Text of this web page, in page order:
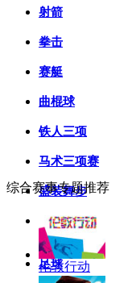
射箭
拳击
赛艇
曲棍球
铁人三项
马术三项赛
盛装舞步
马术障碍赛
足球
综合赛事专题推荐
伦敦行动